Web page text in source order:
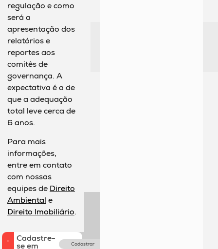
regulação e como
será a
apresentação dos
relatórios e
reportes aos
comitês de
governança. A
expectativa é a de
que a adequação
total leve cerca de
6 anos.
Para mais
informações,
entre em contato
com nossas
equipes de Direito
Ambiental e
Direito Imobiliário.
Cadastre-
se em Cadastrar